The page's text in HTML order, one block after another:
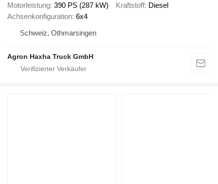
Motorleistung 390 PS (287 kW) Kraftstoff Diesel
Achsenkonfiguration 6x4
Schweiz, Othmarsingen
Agron Haxha Truck GmbH